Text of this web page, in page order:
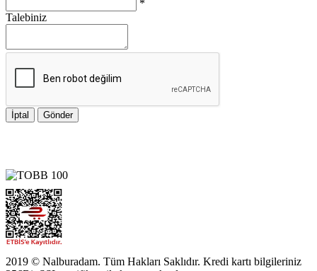
*
Talebiniz
İptal Gönder
2019 © Nalburadam. Tüm Hakları Saklıdır. Kredi kartı bilgileriniz